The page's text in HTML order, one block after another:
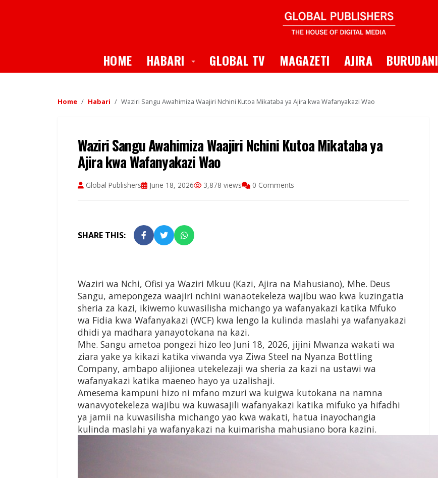
HOME HABARI Toggle Dropdown
GLOBAL TV MAGAZETI AJIRA BURUDANI
Home Habari Waziri Sangu Awahimiza Waajiri Nchini Kutoa Mikataba ya Ajira kwa Wafanyakazi Wao
Waziri Sangu Awahimiza Waajiri Nchini Kutoa Mikataba ya
Ajira kwa Wafanyakazi Wao
Global Publishers June 18, 2026 3,878 views 0 Comments
SHARE THIS:
Waziri wa Nchi, Ofisi ya Waziri Mkuu (Kazi, Ajira na Mahusiano), Mhe. Deus
Sangu, amepongeza waajiri nchini wanaotekeleza wajibu wao kwa kuzingatia
sheria za kazi, ikiwemo kuwasilisha michango ya wafanyakazi katika Mfuko
wa Fidia kwa Wafanyakazi (WCF) kwa lengo la kulinda maslahi ya wafanyakazi
dhidi ya madhara yanayotokana na kazi.
Mhe. Sangu ametoa pongezi hizo leo Juni 18, 2026, jijini Mwanza wakati wa
ziara yake ya kikazi katika viwanda vya Ziwa Steel na Nyanza Bottling
Company, ambapo alijionea utekelezaji wa sheria za kazi na ustawi wa
wafanyakazi katika maeneo hayo ya uzalishaji.
Amesema kampuni hizo ni mfano mzuri wa kuigwa kutokana na namna
wanavyotekeleza wajibu wa kuwasajili wafanyakazi katika mifuko ya hifadhi
ya jamii na kuwasilisha michango yao kwa wakati, hatua inayochangia
kulinda maslahi ya wafanyakazi na kuimarisha mahusiano bora kazini.